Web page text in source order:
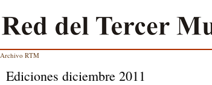
Archivo RTM
Ediciones diciembre 2011